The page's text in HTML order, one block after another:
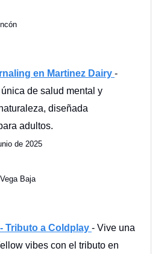
en Martinez Dairy -
de salud mental y
diseñada
adultos.
de 2025
Baja
Tributo a Coldplay - Vive una
vibes con el tributo en